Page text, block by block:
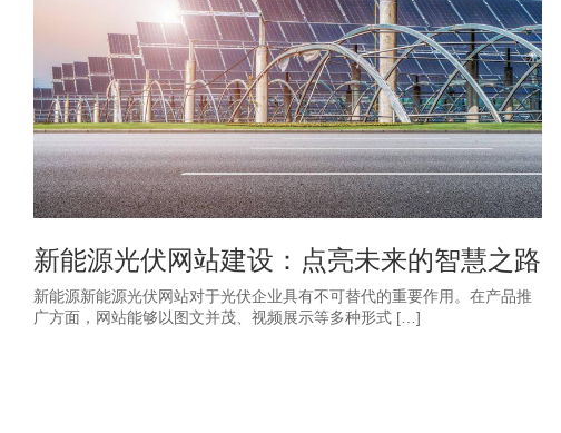
新能源光伏网站建设：点亮未来的智慧之路
新能源新能源光伏网站对于光伏企业具有不可替代的重要作用。在产品推
广方面，网站能够以图文并茂、视频展示等多种形式 […]